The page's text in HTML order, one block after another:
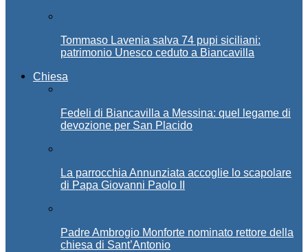
Tommaso Lavenia salva 74 pupi siciliani:
patrimonio Unesco ceduto a Biancavilla
Chiesa
Fedeli di Biancavilla a Messina: quel legame di
devozione per San Placido
La parrocchia Annunziata accoglie lo scapolare
di Papa Giovanni Paolo II
Padre Ambrogio Monforte nominato rettore della
chiesa di Sant’Antonio